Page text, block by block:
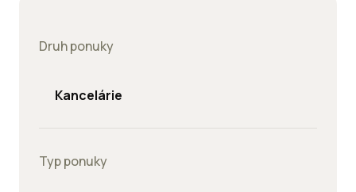
Druh ponuky
Kancelárie
Typ ponuky